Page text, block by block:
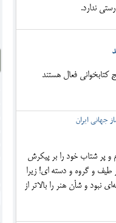
کتابخوانی فعال هستند
جهانی ایران
و پر شتاب خود را بر پیکرش
طیف و گروه و دسته ای! زیرا
و شأن هنر را بالاتر از